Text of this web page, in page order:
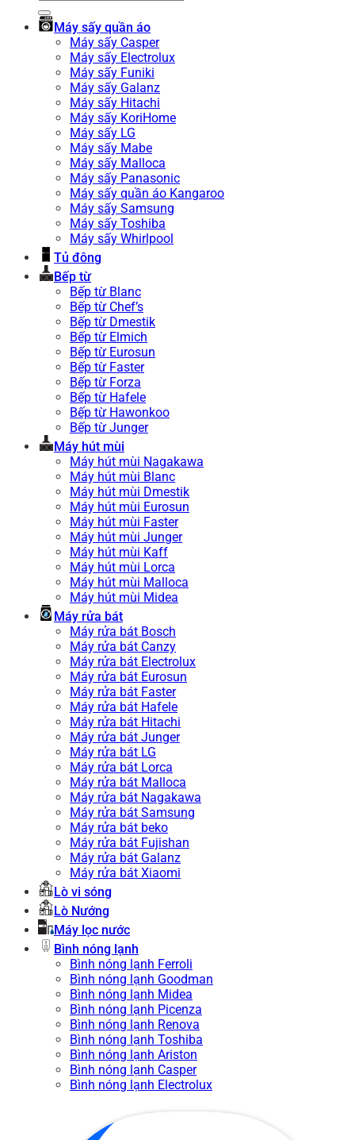
Máy sấy quần áo
Máy sấy Casper
Máy sấy Electrolux
Máy sấy Funiki
Máy sấy Galanz
Máy sấy Hitachi
Máy sấy KoriHome
Máy sấy LG
Máy sấy Mabe
Máy sấy Malloca
Máy sấy Panasonic
Máy sấy quần áo Kangaroo
Máy sấy Samsung
Máy sấy Toshiba
Máy sấy Whirlpool
Tủ đông
Bếp từ
Bếp từ Blanc
Bếp từ Chef’s
Bếp từ Dmestik
Bếp từ Elmich
Bếp từ Eurosun
Bếp từ Faster
Bếp từ Forza
Bếp từ Hafele
Bếp từ Hawonkoo
Bếp từ Junger
Máy hút mùi
Máy hút mùi Nagakawa
Máy hút mùi Blanc
Máy hút mùi Dmestik
Máy hút mùi Eurosun
Máy hút mùi Faster
Máy hút mùi Junger
Máy hút mùi Kaff
Máy hút mùi Lorca
Máy hút mùi Malloca
Máy hút mùi Midea
Máy rửa bát
Máy rửa bát Bosch
Máy rửa bát Canzy
Máy rửa bát Electrolux
Máy rửa bát Eurosun
Máy rửa bát Faster
Máy rửa bát Hafele
Máy rửa bát Hitachi
Máy rửa bát Junger
Máy rửa bát LG
Máy rửa bát Lorca
Máy rửa bát Malloca
Máy rửa bát Nagakawa
Máy rửa bát Samsung
Máy rửa bát beko
Máy rửa bát Fujishan
Máy rửa bát Galanz
Máy rửa bát Xiaomi
Lò vi sóng
Lò Nướng
Máy lọc nước
Bình nóng lạnh
Bình nóng lạnh Ferroli
Bình nóng lạnh Goodman
Bình nóng lạnh Midea
Bình nóng lạnh Picenza
Bình nóng lạnh Renova
Bình nóng lạnh Toshiba
Bình nóng lạnh Ariston
Bình nóng lạnh Casper
Bình nóng lạnh Electrolux